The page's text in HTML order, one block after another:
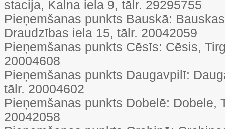
stacija, Kalna iela 9, tālr. 29295755
Pieņemšanas punkts Bauskā:
Draudzības iela 15, tālr. 20042059
Pieņemšanas punkts Cēsīs: Cēsis,
20004608
Pieņemšanas punkts Daugavpilī:
tālr. 20004602
Pieņemšanas punkts Dobelē: Dobele,
20042058